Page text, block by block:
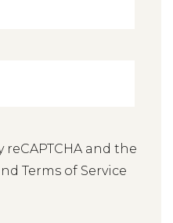
and the
Terms of Service